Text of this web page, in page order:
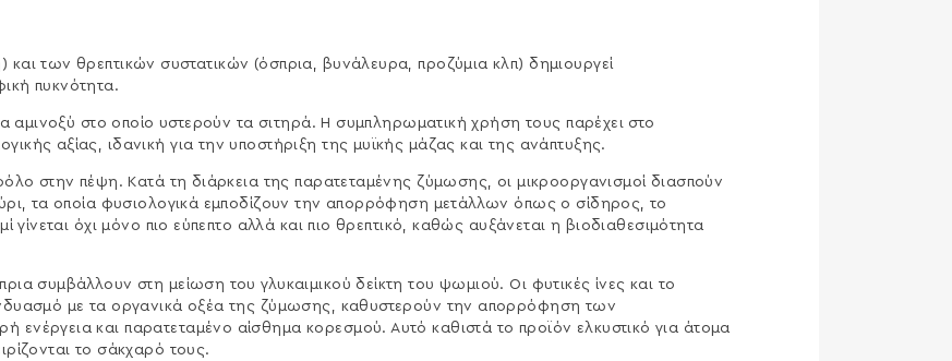
των θρεπτικών συστατικών (όσπρια, βυνάλευρα, προζύμια κλπ) δημιουργεί
πυκνότητα.
αμινοξύ στο οποίο υστερούν τα σιτηρά. Η συμπληρωματική χρήση τους παρέχει στο
αξίας, ιδανική για την υποστήριξη της μυϊκής μάζας και της ανάπτυξης.
στην πέψη. Κατά τη διάρκεια της παρατεταμένης ζύμωσης, οι μικροοργανισμοί διασπούν
τα οποία φυσιολογικά εμποδίζουν την απορρόφηση μετάλλων όπως ο σίδηρος, το
γίνεται όχι μόνο πιο εύπεπτο αλλά και πιο θρεπτικό, καθώς αυξάνεται η βιοδιαθεσιμότητα
συμβάλλουν στη μείωση του γλυκαιμικού δείκτη του ψωμιού. Οι φυτικές ίνες και το
με τα οργανικά οξέα της ζύμωσης, καθυστερούν την απορρόφηση των
και παρατεταμένο αίσθημα κορεσμού. Αυτό καθιστά το προϊόν ελκυστικό για άτομα
το σάκχαρό τους.